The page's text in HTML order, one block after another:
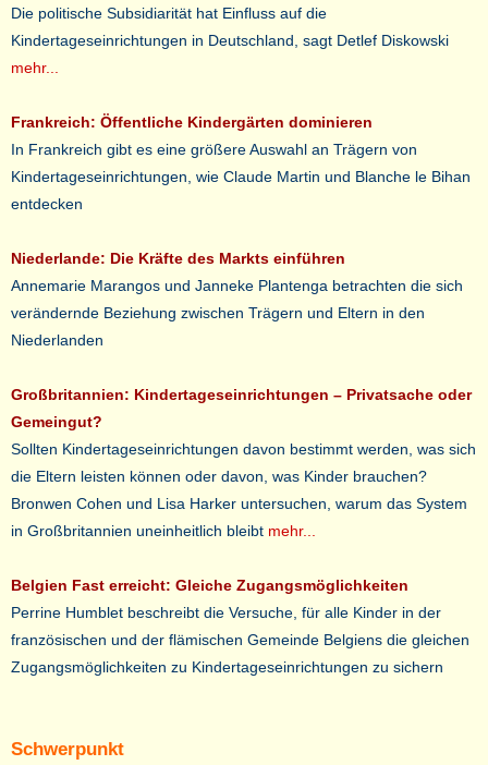
Die politische Subsidiarität hat Einfluss auf die
Kindertageseinrichtungen in Deutschland, sagt Detlef Diskowski
mehr...
Frankreich: Öffentliche Kindergärten dominieren
In Frankreich gibt es eine größere Auswahl an Trägern von
Kindertageseinrichtungen, wie Claude Martin und Blanche le Bihan
entdecken
Niederlande: Die Kräfte des Markts einführen
Annemarie Marangos und Janneke Plantenga betrachten die sich
verändernde Beziehung zwischen Trägern und Eltern in den
Niederlanden
Großbritannien: Kindertageseinrichtungen – Privatsache oder
Gemeingut?
Sollten Kindertageseinrichtungen davon bestimmt werden, was sich
die Eltern leisten können oder davon, was Kinder brauchen?
Bronwen Cohen und Lisa Harker untersuchen, warum das System
in Großbritannien uneinheitlich bleibt mehr...
Belgien Fast erreicht: Gleiche Zugangsmöglichkeiten
Perrine Humblet beschreibt die Versuche, für alle Kinder in der
französischen und der flämischen Gemeinde Belgiens die gleichen
Zugangsmöglichkeiten zu Kindertageseinrichtungen zu sichern
Schwerpunkt